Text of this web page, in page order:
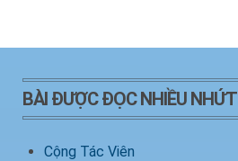
BÀI ĐƯỢC ĐỌC NHIỀU NHỨT
Cộng Tác Viên